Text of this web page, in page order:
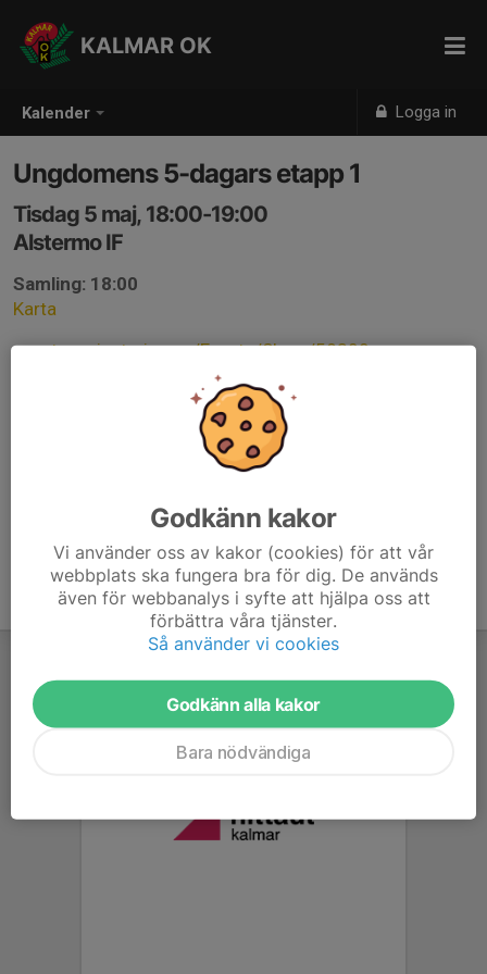
Kalender Logga in
KALMAR OK
Ungdomens 5-dagars etapp 1
Tisdag 5 maj, 18:00-19:00
Alstermo IF
Samling: 18:00
Karta
eventor.orientering.se/Events/Show/58300
Godkänn kakor
Vi använder oss av kakor (cookies) för att vår
webbplats ska fungera bra för dig. De används
även för webbanalys i syfte att hjälpa oss att
förbättra våra tjänster.
Så använder vi cookies
Godkänn alla kakor
Bara nödvändiga